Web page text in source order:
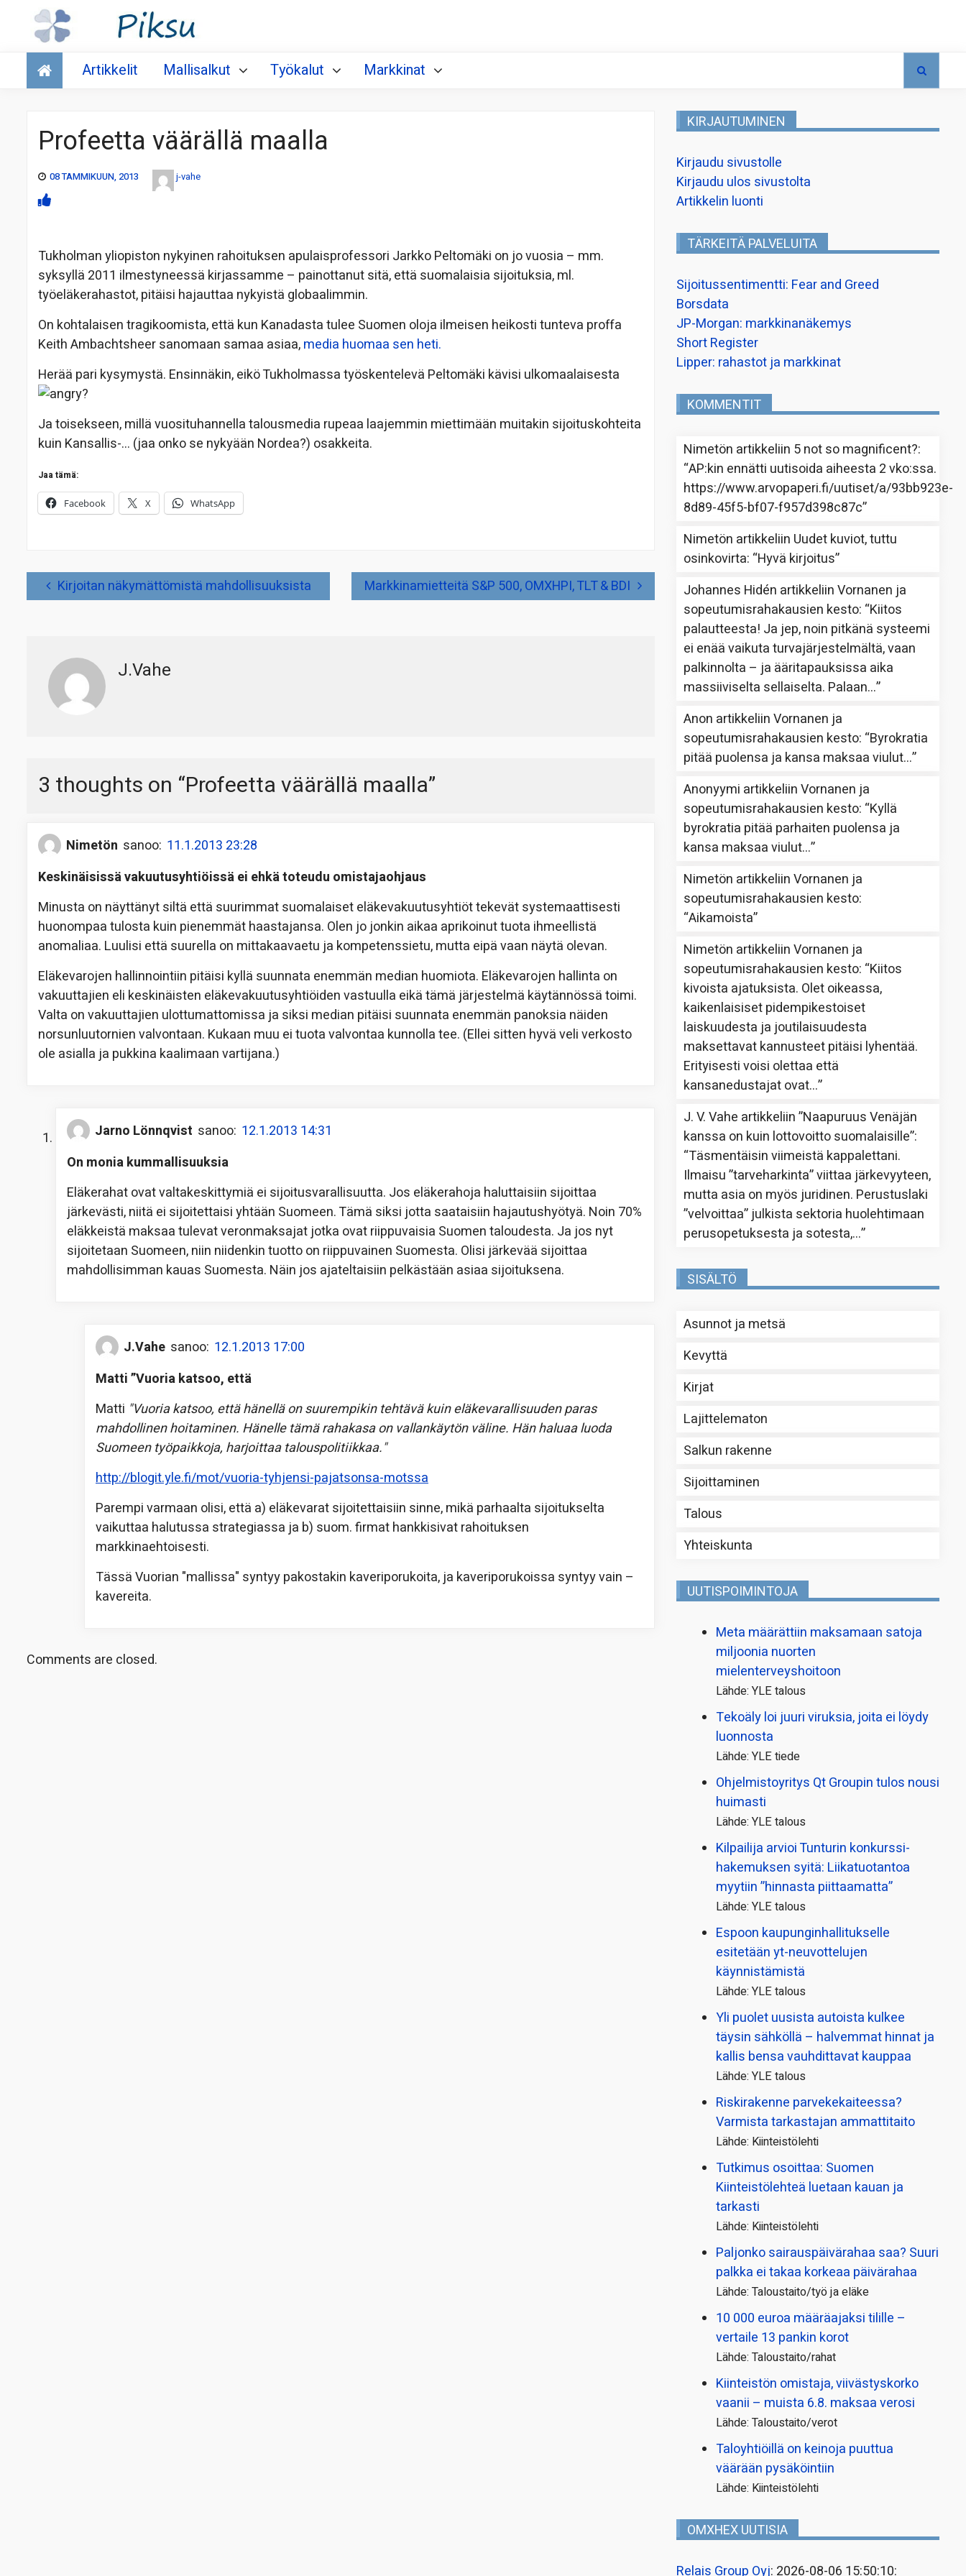
Talous
Artikkelit Mallisalkut Työkalut Markkinat
Profeetta väärällä maalla
08 TAMMIKUUN, 2013 j-vahe
Tukholman yliopiston nykyinen rahoituksen apulaisprofessori Jarkko Peltomäki on jo vuosia – mm.
syksyllä 2011 ilmestyneessä kirjassamme – painottanut sitä, että suomalaisia sijoituksia, ml.
työeläkerahastot, pitäisi hajauttaa nykyistä globaalimmin.
On kohtalaisen tragikoomista, että kun Kanadasta tulee Suomen oloja ilmeisen heikosti tunteva proffa
Keith Ambachtsheer sanomaan samaa asiaa,media huomaa sen heti.
Herää pari kysymystä. Ensinnäkin, eikö Tukholmassa työskentelevä Peltomäki kävisi ulkomaalaisesta
?
Ja toisekseen, millä vuosituhannella talousmedia rupeaa laajemmin miettimään muitakin sijoituskohteita
kuin Kansallis-… (jaa onko se nykyään Nordea?) osakkeita.
Jaa tämä:
Facebook X WhatsApp
ArtikkelienKirjoitan näkymättömistä mahdollisuuksista Markkinamietteitä S&P 500, OMXHPI, TLT & BDI
J.Vahe
3 thoughts on “Profeetta väärällä maalla”
Nimetön sanoo: 11.1.2013 23:28
Keskinäisissä vakuutusyhtiöissä ei ehkä toteudu omistajaohjaus
Minusta on näyttänyt siltä että suurimmat suomalaiset eläkevakuutusyhtiöt tekevät systemaattisesti
huonompaa tulosta kuin pienemmät haastajansa. Olen jo jonkin aikaa aprikoinut tuota ihmeellistä
anomaliaa. Luulisi että suurella on mittakaavaetu ja kompetenssietu, mutta eipä vaan näytä olevan.
Eläkevarojen hallinnointiin pitäisi kyllä suunnata enemmän median huomiota. Eläkevarojen hallinta on
vakuuttajien eli keskinäisten eläkevakuutusyhtiöiden vastuulla eikä tämä järjestelmä käytännössä toimi.
Valta on vakuuttajien ulottumattomissa ja siksi median pitäisi suunnata enemmän panoksia näiden
norsunluutornien valvontaan. Kukaan muu ei tuota valvontaa kunnolla tee. (Ellei sitten hyvä veli verkosto
ole asialla ja pukkina kaalimaan vartijana.)
Jarno Lönnqvist sanoo: 12.1.2013 14:31
On monia kummallisuuksia
Eläkerahat ovat valtakeskittymiä ei sijoitusvarallisuutta. Jos eläkerahoja haluttaisiin sijoittaa
järkevästi, niitä ei sijoitettaisi yhtään Suomeen. Tämä siksi jotta saataisiin hajautushyötyä. Noin 70%
eläkkeistä maksaa tulevat veronmaksajat jotka ovat riippuvaisia Suomen taloudesta. Ja jos nyt
sijoitetaan Suomeen, niin niidenkin tuotto on riippuvainen Suomesta. Olisi järkevää sijoittaa
mahdollisimman kauas Suomesta. Näin jos ajateltaisiin pelkästään asiaa sijoituksena.
J.Vahe sanoo: 12.1.2013 17:00
Matti ”Vuoria katsoo, että
Matti "Vuoria katsoo, että hänellä on suurempikin tehtävä kuin eläkevarallisuuden paras
mahdollinen hoitaminen. Hänelle tämä rahakasa on vallankäytön väline. Hän haluaa luoda
Suomeen työpaikkoja, harjoittaa talouspolitiikkaa."
http://blogit.yle.fi/mot/vuoria-tyhjensi-pajatsonsa-motssa
Parempi varmaan olisi, että a) eläkevarat sijoitettaisiin sinne, mikä parhaalta sijoitukselta
vaikuttaa halutussa strategiassa ja b) suom. firmat hankkisivat rahoituksen
markkinaehtoisesti.
Tässä Vuorian "mallissa" syntyy pakostakin kaveriporukoita, ja kaveriporukoissa syntyy vain –
kavereita.
Comments are closed.
KIRJAUTUMINEN
Kirjaudu sivustolle
Kirjaudu ulos sivustolta
Artikkelin luonti
TÄRKEITÄ PALVELUITA
Sijoitussentimentti: Fear and Greed
Borsdata
JP-Morgan: markkinanäkemys
Short Register
Lipper: rahastot ja markkinat
KOMMENTIT
Nimetön artikkeliin 5 not so magnificent?:
“AP:kin ennätti uutisoida aiheesta 2 vko:ssa.
https://www.arvopaperi.fi/uutiset/a/93bb923e-
8d89-45f5-bf07-f957d398c87c”
Nimetön artikkeliin Uudet kuviot, tuttu
osinkovirta: “Hyvä kirjoitus”
Johannes Hidén artikkeliinVornanen ja
sopeutumisrahakausien kesto: “Kiitos
palautteesta! Ja jep, noin pitkänä systeemi
ei enää vaikuta turvajärjestelmältä, vaan
palkinnolta – ja ääritapauksissa aika
massiiviselta sellaiselta. Palaan…”
Anon artikkeliinVornanen ja
sopeutumisrahakausien kesto: “Byrokratia
pitää puolensa ja kansa maksaa viulut…”
Anonyymi artikkeliinVornanen ja
sopeutumisrahakausien kesto: “Kyllä
byrokratia pitää parhaiten puolensa ja
kansa maksaa viulut…”
Nimetön artikkeliinVornanen ja
sopeutumisrahakausien kesto:
“Aikamoista”
Nimetön artikkeliinVornanen ja
sopeutumisrahakausien kesto: “Kiitos
kivoista ajatuksista. Olet oikeassa,
kaikenlaisiset pidempikestoiset
laiskuudesta ja joutilaisuudesta
maksettavat kannusteet pitäisi lyhentää.
Erityisesti voisi olettaa että
kansanedustajat ovat…”
J. V. Vahe artikkeliin”Naapuruus Venäjän
kanssa on kuin lottovoitto suomalaisille”:
“Täsmentäisin viimeistä kappalettani.
Ilmaisu ”tarveharkinta” viittaa järkevyyteen,
mutta asia on myös juridinen. Perustuslaki
”velvoittaa” julkista sektoria huolehtimaan
perusopetuksesta ja sotesta,…”
SISÄLTÖ
Asunnot ja metsä
Kevyttä
Kirjat
Lajittelematon
Salkun rakenne
Sijoittaminen
Talous
Yhteiskunta
UUTISPOIMINTOJA
Meta määrättiin maksamaan satoja
miljoonia nuorten
mielenterveyshoitoon
Lähde: YLE talous
Tekoäly loi juuri viruksia, joita ei löydy
luonnosta
Lähde: YLE tiede
Ohjelmistoyritys Qt Groupin tulos nousi
huimasti
Lähde: YLE talous
Kilpailija arvioi Tunturin konkurssi­
hakemuksen syitä: Liikatuotantoa
myytiin ”hinnasta piittaamatta”
Lähde: YLE talous
Espoon kaupungin­hallitukselle
esitetään yt-neuvottelujen
käynnistämistä
Lähde: YLE talous
Yli puolet uusista autoista kulkee
täysin sähköllä – halvemmat hinnat ja
kallis bensa vauhdittavat kauppaa
Lähde: YLE talous
Riskirakenne parvekekaiteessa?
Varmista tarkastajan ammattitaito
Lähde: Kiinteistölehti
Tutkimus osoittaa: Suomen
Kiinteistölehteä luetaan kauan ja
tarkasti
Lähde: Kiinteistölehti
Paljonko sairauspäivä­rahaa saa? Suuri
palkka ei takaa korkeaa päivärahaa
Lähde: Taloustaito/työ ja eläke
10 000 euroa määräajaksi tilille –
vertaile 13 pankin korot
Lähde: Taloustaito/rahat
Kiinteistön omistaja, viivästyskorko
vaanii – muista 6.8. maksaa verosi
Lähde: Taloustaito/verot
Taloyhtiöillä on keinoja puuttua
väärään pysäköintiin
Lähde: Kiinteistölehti
OMXHEX UUTISIA
Relais Group Oyj: 2026-08-06 15:50:10: